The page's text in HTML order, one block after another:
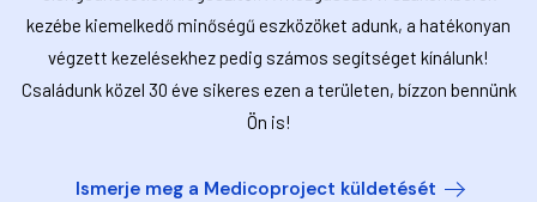
kezébe kiemelkedő minőségű eszközöket adunk, a hatékonyan
végzett kezelésekhez pedig számos segítséget kínálunk!
Családunk közel 30 éve sikeres ezen a területen, bízzon bennünk
Ön is!
Ismerje meg a Medicoproject küldetését